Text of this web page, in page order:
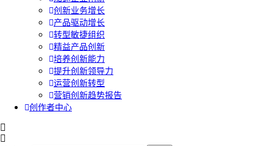
创新业务增长
产品驱动增长
转型敏捷组织
精益产品创新
培养创新能力
提升创新领导力
运营创新转型
营销创新趋势报告
创作者中心